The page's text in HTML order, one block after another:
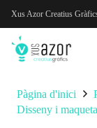
Xus Azor Creatius
Pàgina d'inici
Disseny i